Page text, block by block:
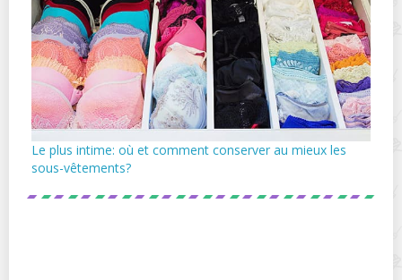
Le plus intime: où et comment conserver au mieux les
sous-vêtements?